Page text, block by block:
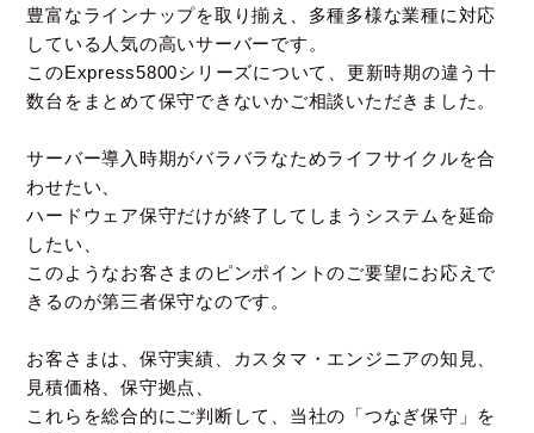
豊富なラインナップを取り揃え、多種多様な業種に対応
している人気の高いサーバーです。
このExpress5800シリーズについて、更新時期の違う十
数台をまとめて保守できないかご相談いただきました。
サーバー導入時期がバラバラなためライフサイクルを合
わせたい、
ハードウェア保守だけが終了してしまうシステムを延命
したい、
このようなお客さまのピンポイントのご要望にお応えで
きるのが第三者保守なのです。
お客さまは、保守実績、カスタマ・エンジニアの知見、
見積価格、保守拠点、
これらを総合的にご判断して、当社の「つなぎ保守」を